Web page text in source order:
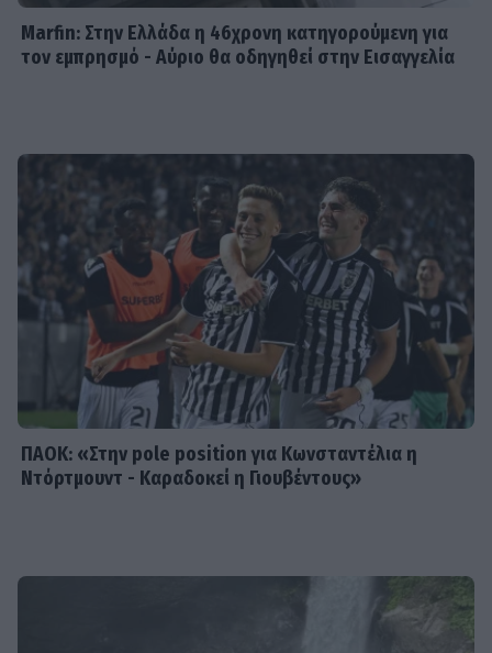
δραματικής σειράς του MEGA
95 εκατομμύρια ευρώ σε κέρδη
μοίρασε τον Ιούλιο
SHOWBIZ
Χρηστίδου: Με το απόλυτο little
black dress και πάει το summer
elegance σε άλλο επίπεδο
Marfin: Στην Ελλάδα η 46χρονη κατηγορούμενη για
τον εμπρησμό - Αύριο θα οδηγηθεί στην Εισαγγελία
ΠΑΟΚ: «Στην pole position για Κωνσταντέλια η
Ντόρτμουντ - Καραδοκεί η Γιουβέντους»